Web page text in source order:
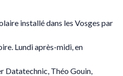
installé dans les Vosges par
Lundi après-midi, en
Datatechnic, Théo Gouin,